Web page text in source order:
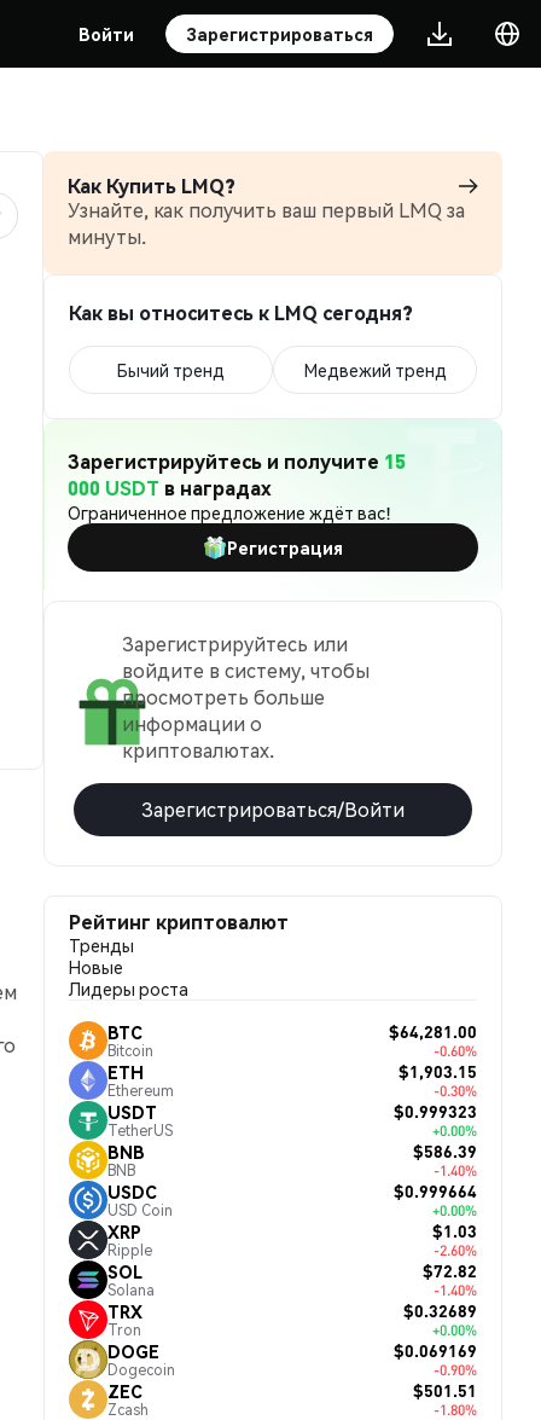
Войти Зарегистрироваться
Как Купить LMQ?
Узнайте, как получить ваш первый LMQ за
минуты.
Как вы относитесь к LMQ сегодня?
Бычий тренд Медвежий тренд
Зарегистрируйтесь и получите 15
000 USDT в наградах
Ограниченное предложение ждёт вас!
Регистрация
Зарегистрируйтесь или
войдите в систему, чтобы
просмотреть больше
информации о
криптовалютах.
Зарегистрироваться/Войти
Рейтинг криптовалют
Тренды
Новые
Лидеры роста
BTC
Bitcoin
$64,281.00
-0.60%
ETH
Ethereum
$1,903.15
-0.30%
USDT
TetherUS
$0.999323
+0.00%
BNB
BNB
$586.39
-1.40%
USDC
USD Coin
$0.999664
+0.00%
XRP
Ripple
$1.03
-2.60%
SOL
Solana
$72.82
-1.40%
TRX
Tron
$0.32689
+0.00%
DOGE
Dogecoin
$0.069169
-0.90%
ZEC
Zcash
$501.51
-1.80%